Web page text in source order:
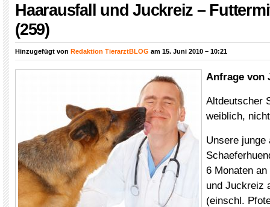
Haarausfall und Juckreiz –
(259)
Hinzugefügt von Redaktion TierarztBLOG am 15. Juni 2010 – 10:21
Anfrage von
Altdeutscher
weiblich,
Unsere junge
6 Monaten
und Juckreiz
(einschl.